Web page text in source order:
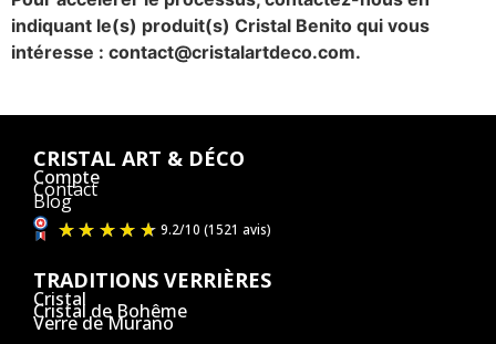
indiquant le(s) produit(s) Cristal Benito qui vous
intéresse : contact@cristalartdeco.com.
CRISTAL ART & DÉCO
Compte
Contact
Blog
TRADITIONS VERRIÈRES
Cristal
Cristal de Bohême
Verre de Murano